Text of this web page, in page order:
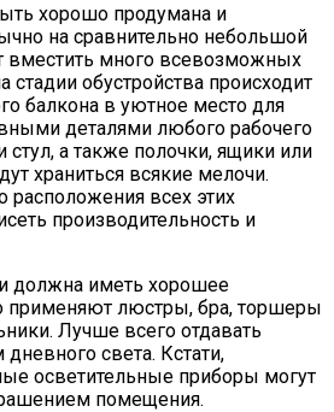
хорошо продумана и
на сравнительно небольшой
вместить много всевозможных
обустройства происходит
балкона в уютное место для
деталями любого рабочего
стул, а также полочки, ящики или
храниться всякие мелочи.
расположения всех этих
производительность и
должна иметь хорошее
применяют люстры, бра, торшеры
Лучше всего отдавать
света. Кстати,
осветительные приборы могут
помещения.